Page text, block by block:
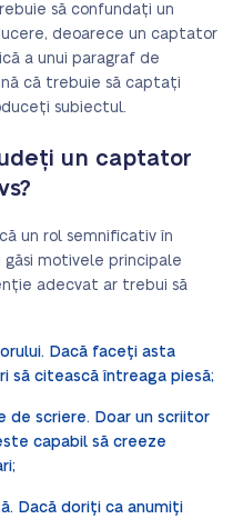
să confundați un
deoarece un captator
a unui paragraf de
că trebuie să captați
subiectul.
un captator
un rol semnificativ în
găsi motivele principale
adecvat ar trebui să
Dacă faceți asta
să citească întreaga piesă;
de scriere. Doar un scriitor
capabil să creeze
Dacă doriți ca anumiți